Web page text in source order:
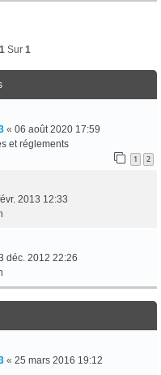
1 Sur 1
« 06 août 2020 17:59
et réglements
1 2
2013 12:33
déc. 2012 22:26
« 25 mars 2016 19:12